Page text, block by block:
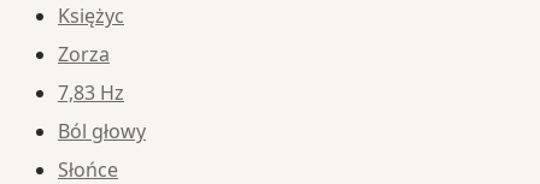
Księżyc
Zorza
7,83 Hz
Ból głowy
Słońce